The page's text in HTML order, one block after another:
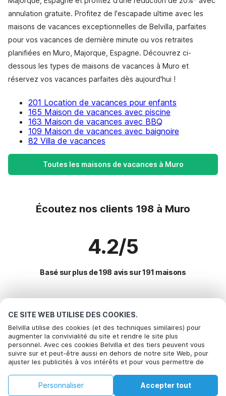
CE SITE WEB UTILISE DES COOKIES.
Belvilla utilise des cookies (et des techniques similaires) pour
augmenter la convivialité du site et rendre le site plus
personnel. Avec ces cookies Belvilla et des tiers peuvent vous
suivre sur et peut-être aussi en dehors de notre site Web, pour
ajuster les publicités à vos intérêts et pour vous permettre de
Accepter, vous acceptez de le faire. Plus d'informations peuvent
être trouvées dans notre
politique de cookie.
Accepter tout
Personnaliser
annulation gratuite. Profitez de l'escapade ultime avec les
maisons de vacances exceptionnelles de Belvilla, parfaites
pour vos vacances de dernière minute ou vos retraites
planifiées en Muro, Majorque, Espagne. Découvrez ci-
dessous les types de maisons de vacances à Muro et
réservez vos vacances parfaites dès aujourd'hui !
201 Location de vacances pour enfants
165 Maison de vacances avec piscine
163 Maison de vacances avec BBQ
109 Maison de vacances avec baignoire
82 Villa de vacances
Toutes les maisons de vacances à Muro
Écoutez nos clients 198 à Muro
4.2/5
Basé sur plus de 198 avis sur 191 maisons
Destinations les plus populaires pour les
vacances
Villes offrant les meilleures commodités pour les vacances
Location de vacances pour enfants sencelles
Location de vacances pour enfants porreres
Location de vacances pour enfants lloret-de-vistalegre
Commodités populaires pour les vacances en Muro
Location de vacances pour enfants
Villes populaires pour les vacances en Majorque
Appelez pour réserver